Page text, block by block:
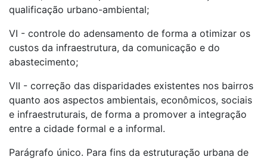
qualificação urbano-ambiental;
VI - controle do adensamento de forma a otimizar os
custos da infraestrutura, da comunicação e do
abastecimento;
VII - correção das disparidades existentes nos bairros
quanto aos aspectos ambientais, econômicos, sociais
e infraestruturais, de forma a promover a integração
entre a cidade formal e a informal.
Parágrafo único. Para fins da estruturação urbana de